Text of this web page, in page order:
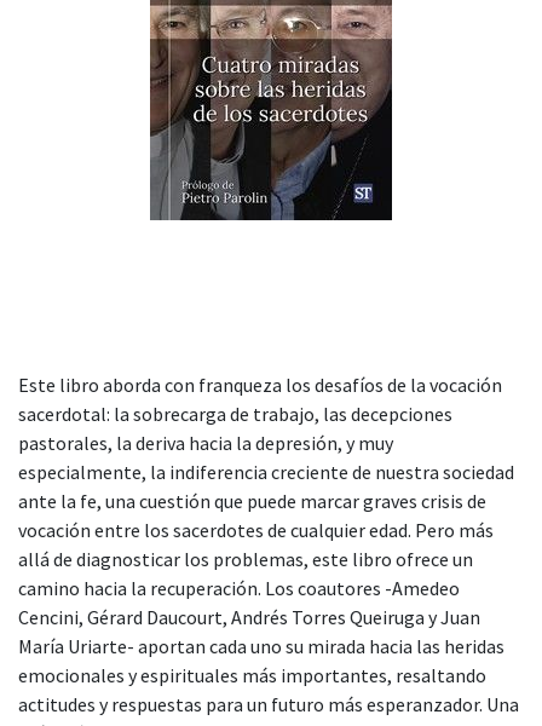
Este libro aborda con franqueza los desafíos de la vocación
sacerdotal: la sobrecarga de trabajo, las decepciones
pastorales, la deriva hacia la depresión, y muy
especialmente, la indiferencia creciente de nuestra sociedad
ante la fe, una cuestión que puede marcar graves crisis de
vocación entre los sacerdotes de cualquier edad. Pero más
allá de diagnosticar los problemas, este libro ofrece un
camino hacia la recuperación. Los coautores -Amedeo
Cencini, Gérard Daucourt, Andrés Torres Queiruga y Juan
María Uriarte- aportan cada uno su mirada hacia las heridas
emocionales y espirituales más importantes, resaltando
actitudes y respuestas para un futuro más esperanzador. Una